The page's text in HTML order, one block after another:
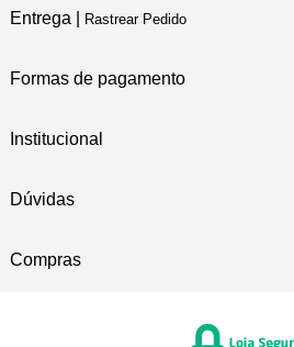
Entrega | Rastrear Pedido
Formas de pagamento
Institucional
Dúvidas
Compras